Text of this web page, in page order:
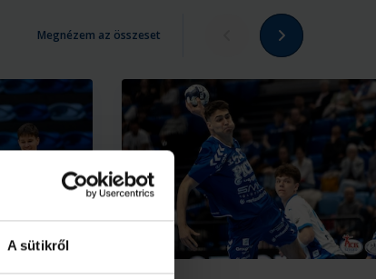
A sütikről
Megnézem az összeset